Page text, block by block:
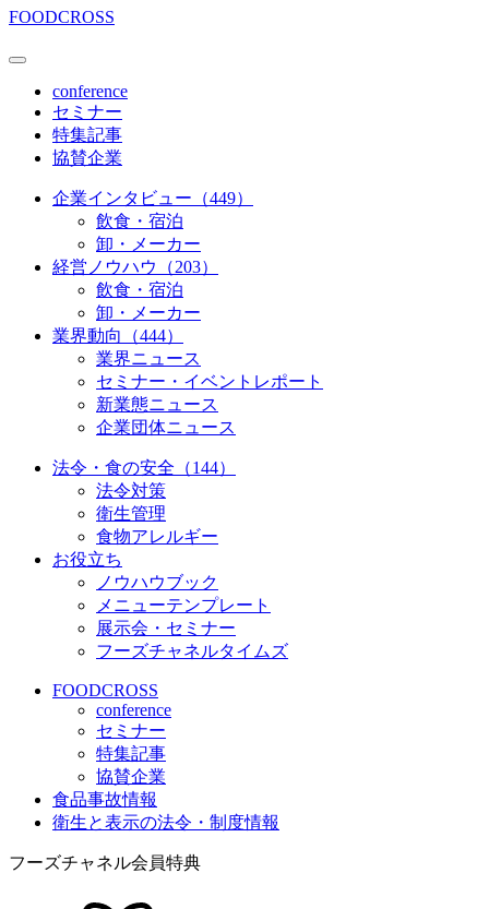
FOODCROSS
conference
セミナー
特集記事
協賛企業
企業インタビュー（449）
飲食・宿泊
卸・メーカー
経営ノウハウ（203）
飲食・宿泊
卸・メーカー
業界動向（444）
業界ニュース
セミナー・イベントレポート
新業態ニュース
企業団体ニュース
法令・食の安全（144）
法令対策
衛生管理
食物アレルギー
お役立ち
ノウハウブック
メニューテンプレート
展示会・セミナー
フーズチャネルタイムズ
FOODCROSS
conference
セミナー
特集記事
協賛企業
食品事故情報
衛生と表示の法令・制度情報
フーズチャネル会員特典